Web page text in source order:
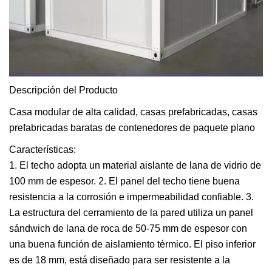
Descripción del Producto
Casa modular de alta calidad, casas prefabricadas, casas
prefabricadas baratas de contenedores de paquete plano
Características:
1. El techo adopta un material aislante de lana de vidrio de
100 mm de espesor. 2. El panel del techo tiene buena
resistencia a la corrosión e impermeabilidad confiable. 3.
La estructura del cerramiento de la pared utiliza un panel
sándwich de lana de roca de 50-75 mm de espesor con
una buena función de aislamiento térmico. El piso inferior
es de 18 mm, está diseñado para ser resistente a la